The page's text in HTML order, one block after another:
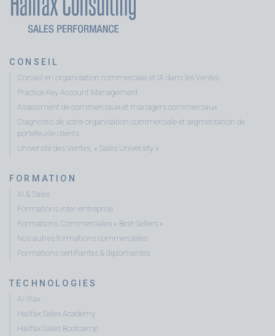
CONSEIL
Conseil en organisation commerciale et IA dans les Ventes
Practice Key Account Management
Assessment de commerciaux et managers commerciaux
Diagnostic de votre organisation commerciale et segmentation de
portefeuille clients
Université des Ventes, « Sales University »
FORMATION
AI & Sales
Formations inter-entreprise
Formations Commerciales « Best-Sellers »
Nos autres formations commerciales
Formations certifiantes & diplomantes
TECHNOLOGIES
AI-lifax
Halifax Sales Academy
Halifax Sales Bootcamp